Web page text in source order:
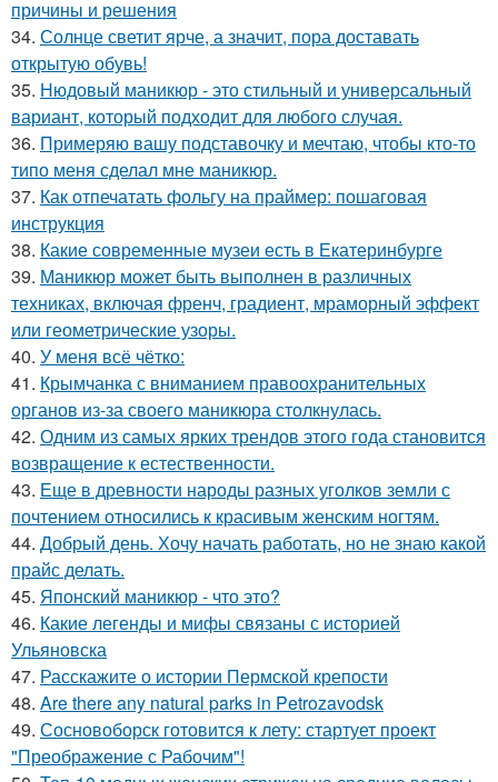
причины и решения
34. Солнце светит ярче, а значит, пора доставать
открытую обувь!
35. Нюдовый маникюр - это стильный и универсальный
вариант, который подходит для любого случая.
36. Примеряю вашу подставочку и мечтаю, чтобы кто-то
типо меня сделал мне маникюр.
37. Как отпечатать фольгу на праймер: пошаговая
инструкция
38. Какие современные музеи есть в Екатеринбурге
39. Маникюр может быть выполнен в различных
техниках, включая френч, градиент, мраморный эффект
или геометрические узоры.
40. У меня всё чётко:
41. Крымчанка с вниманием правоохранительных
органов из-за своего маникюра столкнулась.
42. Одним из самых ярких трендов этого года становится
возвращение к естественности.
43. Еще в древности народы разных уголков земли с
почтением относились к красивым женским ногтям.
44. Добрый день. Хочу начать работать, но не знаю какой
прайс делать.
45. Японский маникюр - что это?
46. Какие легенды и мифы связаны с историей
Ульяновска
47. Расскажите о истории Пермской крепости
48. Are there any natural parks in Petrozavodsk
49. Сосновоборск готовится к лету: стартует проект
"Преображение с Рабочим"!